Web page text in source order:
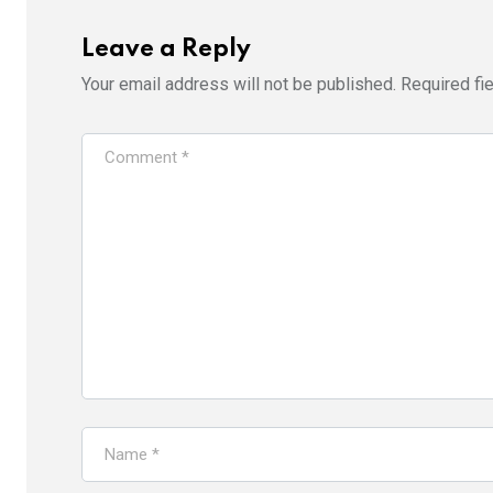
Leave a Reply
Your email address will not be published. Required